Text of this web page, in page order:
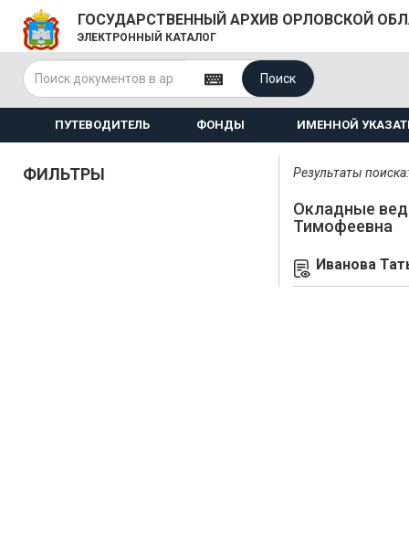
ГОСУДАРСТВЕННЫЙ АРХИВ ОРЛОВСКОЙ
ЭЛЕКТРОННЫЙ КАТАЛОГ
Поиск
ПУТЕВОДИТЕЛЬ ФОНДЫ ИМЕННОЙ
ФИЛЬТРЫ Результаты
Окладные
Тимофеевна
Иванова